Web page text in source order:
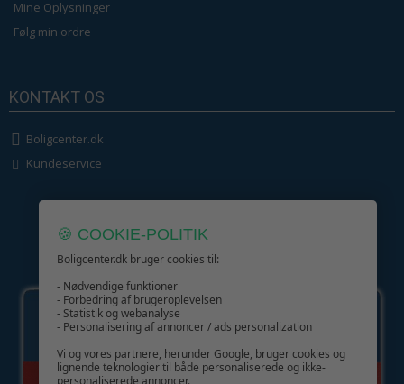
Mine Oplysninger
Følg min ordre
KONTAKT OS
Boligcenter.dk
Kundeservice
GIV GLÆDE MED ET GAVEKORT!
🍪 COOKIE-POLITIK
Boligcenter.dk bruger cookies til:
- Nødvendige funktioner
- Forbedring af brugeroplevelsen
- Statistik og webanalyse
- Personalisering af annoncer / ads personalization
Vi og vores partnere, herunder Google, bruger cookies og
lignende teknologier til både personaliserede og ikke-
personaliserede annoncer.